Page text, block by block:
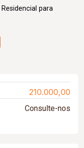
Residencial para
210.000,00
Consulte-nos